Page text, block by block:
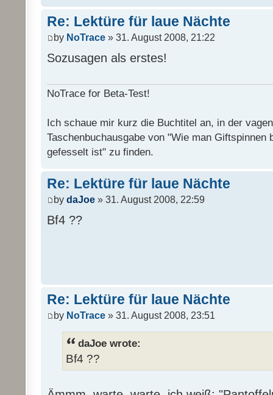
Re: Lektüre für laue Nächte
by NoTrace » 31. August 2008, 21:22
Sozusagen als erstes!
NoTrace for Beta-Test!
Ich schaue mir kurz die Buchtitel an, in der
Taschenbuchausgabe von "Wie man Giftspinnen
gefesselt ist" zu finden.
Re: Lektüre für laue Nächte
by daJoe » 31. August 2008, 22:59
Bf4 ??
Re: Lektüre für laue Nächte
by NoTrace » 31. August 2008, 23:51
daJoe wrote:
Bf4 ??